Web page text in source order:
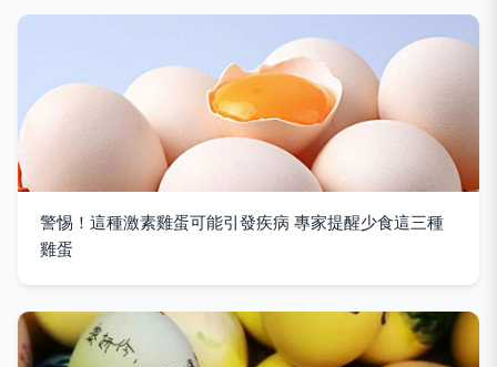
警惕！這種激素雞蛋可能引發疾病 專家提醒少食這三種
雞蛋